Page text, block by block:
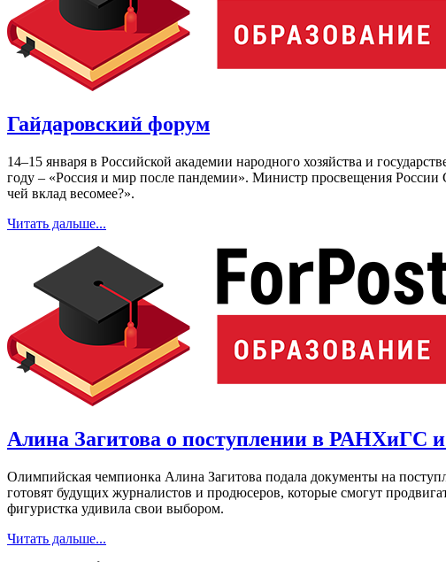
Гайдаровский форум
14–15 января в Российской академии народного хозяйства и
году – «Россия и мир после пандемии». Министр просвещения России
чей вклад весомее?».
Читать дальше...
Алина Загитова о поступлении в РАНХиГС
Олимпийская чемпионка Алина Загитова подала документы на
готовят будущих журналистов и продюсеров, которые смогут
фигуристка удивила свои выбором.
Читать дальше...